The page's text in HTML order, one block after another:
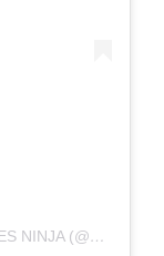
Un post condiviso da Amouranth | MEMES NINJA (@amouranth)